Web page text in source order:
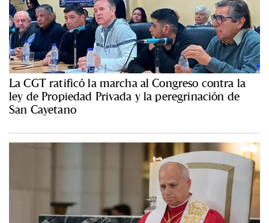
La CGT ratificó la marcha al Congreso contra la
ley de Propiedad Privada y la peregrinación de
San Cayetano